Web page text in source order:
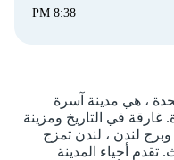
8:38 PM
، هي مدينة آسرة
غارقة في التاريخ ومزينة
لندن ، لندن تمزج
تقدم أحياء المدينة